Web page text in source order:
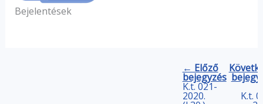
Bejelentések
← Előző
bejegyzés
K.t. 021-
2020.
K.t.